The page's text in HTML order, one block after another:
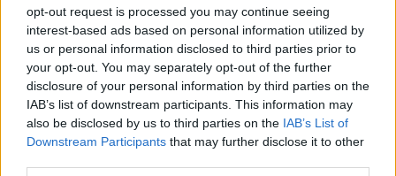
opt-out request is processed you may continue seeing
interest-based ads based on personal information utilized by
us or personal information disclosed to third parties prior to
your opt-out. You may separately opt-out of the further
disclosure of your personal information by third parties on the
IAB’s list of downstream participants. This information may
also be disclosed by us to third parties on the IAB’s List of
Downstream Participants that may further disclose it to other
gyümölcsös testű. Élénk savai étel melett válnak
barátságosabbá, én egy harcsapaprikással körített
kapros juhtúrós csuszával teszteltem otthon. Ízében
(a boréban) körte és grépfrút mellett határozott,
finoman sós ásványosság érezhető, összességében
nem túl bonyolult, mégis rétegzett, izgalmas a korty.
Lecsengése közepesen hosszú, arányos, tartalmas.
Igazi furmint prototípus: gyümölcsök és
ásványosság markáns savakkal rusztikus stílusban.